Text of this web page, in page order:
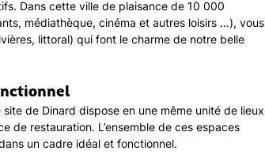
Dans cette ville de plaisance de 10 000
médiathèque, cinéma et autres loisirs …), vous
littoral) qui font le charme de notre belle
de Dinard dispose en une même unité de lieux
de restauration. L’ensemble de ces espaces
un cadre idéal et fonctionnel.